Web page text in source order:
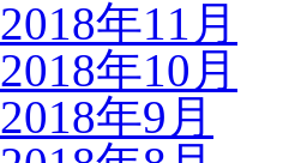
2018年11月
2018年10月
2018年9月